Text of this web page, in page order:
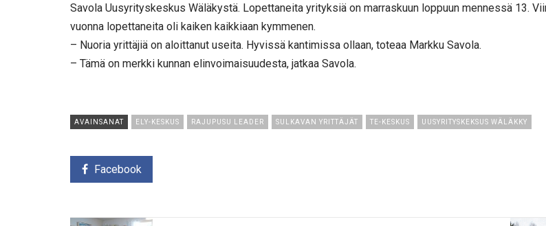
Savola Uusyrityskeskus Wäläkystä. Lopettaneita yrityksiä on marraskuun loppuun mennessä 13.
vuonna lopettaneita oli kaiken kaikkiaan kymmenen.
– Nuoria yrittäjiä on aloittanut useita. Hyvissä kantimissa ollaan, toteaa Markku Savola.
– Tämä on merkki kunnan elinvoimaisuudesta, jatkaa Savola.
AVAINSANAT ELY-KESKUS RAJUPUSU LEADER SULKAVAN YRITTÄJÄT TE-KESKUS UUSYRITYSKEKSUS WÄLÄKKY
Facebook